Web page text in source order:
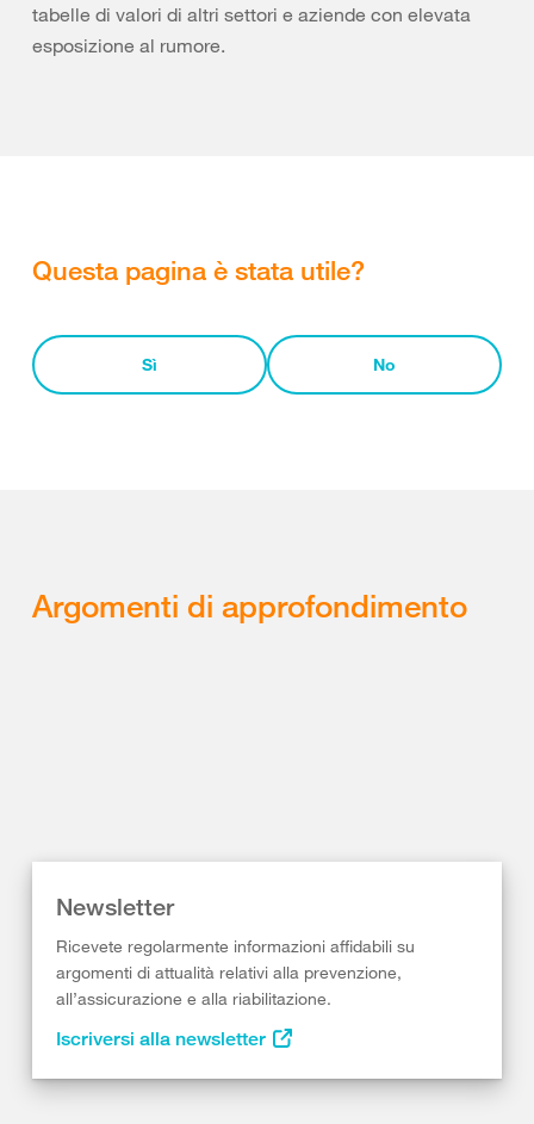
tabelle di valori di altri settori e aziende con elevata
esposizione al rumore.
Questa pagina è stata utile?
Sì No
Argomenti di approfondimento
Newsletter
Ricevete regolarmente informazioni affidabili su
argomenti di attualità relativi alla prevenzione,
all’assicurazione e alla riabilitazione.
Iscriversi alla newsletter